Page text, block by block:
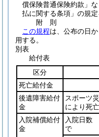
償保険普通保険約款」
払に関する条項」の規定
附 則
この規程は、公布の日
用する。
別表
給付表
区分
死亡給付金
後遺障害給付
金
スポーツ
により死
入院補償給付
金
入院日数
で